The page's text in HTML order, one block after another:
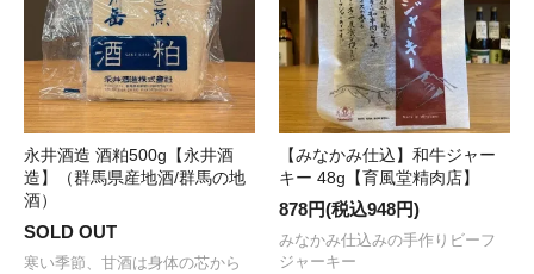
永井酒造 酒粕500g【永井酒
造】（群馬県産地酒/群馬の地
酒）
SOLD OUT
寒い季節、甘酒は身体の芯から
【みなかみ仕込】和牛ジャー
キー 48g【育風堂精肉店】
878円(税込948円)
みなかみ仕込みの手作りビーフ
ジャーキー